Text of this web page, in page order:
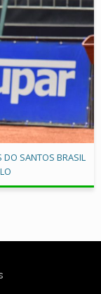
DO SANTOS BRASIL